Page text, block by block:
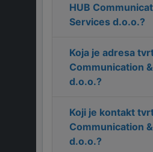
HUB
Services d.o.o.?
Koja je adresa
Communication
d.o.o.?
Koji je kontakt
Communication
d.o.o.?